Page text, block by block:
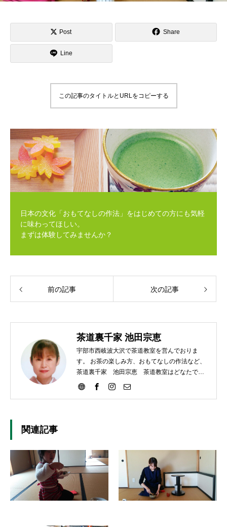
Post Share
Line
この記事のタイトルとURLをコピーする
日本の文化「おもてなしの作法」をはじめての方にも気軽
に味わってほしい。
まずは体験してみませんか？
前の記事 次の記事
茶道裏千家 池田宗恵
宇部市西岐波大沢で茶道教室を営んでおりま
す。 お茶の楽しみ方、おもてなしの作法など、
茶道裏千家 池田宗恵 茶道教室はどなたでも
ご参加いただけます。
関連記事